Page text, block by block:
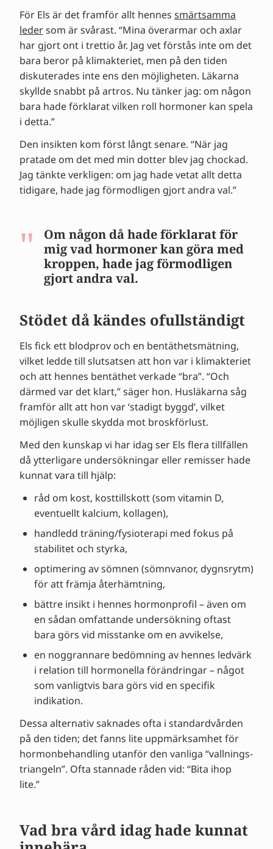
För Els är det framför allt hennes smärtsamma
ledersom är svårast. “Mina överarmar och axlar
har gjort ont i trettio år. Jag vet förstås inte om det
bara beror på klimakteriet, men på den tiden
diskuterades inte ens den möjligheten. Läkarna
skyllde snabbt på artros. Nu tänker jag: om någon
bara hade förklarat vilken roll hormoner kan spela
i detta.”
Den insikten kom först långt senare. “När jag
pratade om det med min dotter blev jag chockad.
Jag tänkte verkligen: om jag hade vetat allt detta
tidigare, hade jag förmodligen gjort andra val.”
Om någon då hade förklarat för
mig vad hormoner kan göra med
kroppen, hade jag förmodligen
gjort andra val.
Stödet då kändes ofullständigt
Els fick ett blodprov och en bentäthetsmätning,
vilket ledde till slutsatsen att hon var i klimakteriet
och att hennes bentäthet verkade “bra”. “Och
därmed var det klart,” säger hon. Husläkarna såg
framför allt att hon var ‘stadigt byggd’, vilket
möjligen skulle skydda mot broskförlust.
Med den kunskap vi har idag ser Els flera tillfällen
då ytterligare undersökningar eller remisser hade
kunnat vara till hjälp:
råd om kost, kosttillskott (som vitamin D,
eventuellt kalcium, kollagen),
handledd träning/fysioterapi med fokus på
stabilitet och styrka,
optimering av sömnen (sömnvanor, dygnsrytm)
för att främja återhämtning,
bättre insikt i hennes hormonprofil – även om
en sådan omfattande undersökning oftast
bara görs vid misstanke om en avvikelse,
en noggrannare bedömning av hennes ledvärk
i relation till hormonella förändringar – något
som vanligtvis bara görs vid en specifik
indikation.
Dessa alternativ saknades ofta i standardvården
på den tiden; det fanns lite uppmärksamhet för
hormonbehandling utanför den vanliga “vallnings-
triangeln”. Ofta stannade råden vid: “Bita ihop
lite.”
Vad bra vård idag hade kunnat